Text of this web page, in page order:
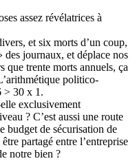
assez révélatrices à
et six morts d’un coup,
des journaux, et déplace nos
que trente morts annuels, ça
politico-
> 30 x 1.
exclusivement
? C’est aussi une route
budget de sécurisation de
partagé entre l’entreprise
notre bien ?